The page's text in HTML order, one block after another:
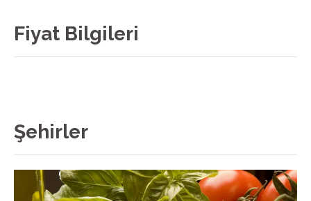
Fiyat Bilgileri
Şehirler